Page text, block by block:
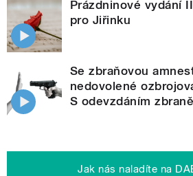
Prázdninové vydání
pro Jiřinku
Se zbraňovou
nedovolené
S odevzdáním
Jak nás naladíte na